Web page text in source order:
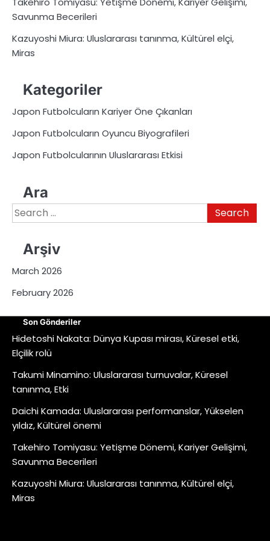
Savunma Becerileri
Kazuyoshi Miura: Uluslararası tanınma, Kültürel elçi,
Miras
Kategoriler
Japon Futbolcuların Kariyer Öne Çıkanları
Japon Futbolcuların Oyuncu Biyografileri
Japon Futbolcularının Uluslararası Etkisi
Ara
Search
for:
Arşiv
March 2026
February 2026
Son Gönderiler
Hidetoshi Nakata: Dünya Kupası mirası, Küresel etki,
Elçilik rolü
Takumi Minamino: Uluslararası turnuvalar, Küresel
tanınma, Etki
Daichi Kamada: Uluslararası performanslar, Yükselen
yıldız, Kültürel önemi
Takehiro Tomiyasu: Yetişme Dönemi, Kariyer Gelişimi,
Savunma Becerileri
Kazuyoshi Miura: Uluslararası tanınma, Kültürel elçi,
Miras